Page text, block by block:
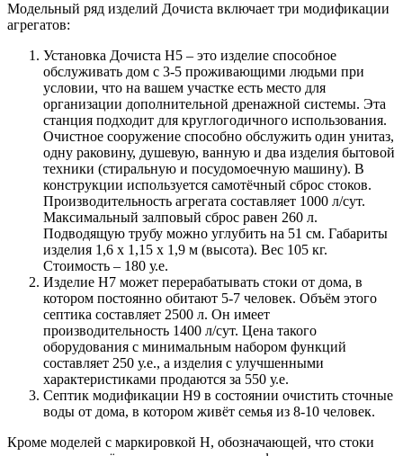
Модельный ряд изделий Дочиста включает три модификации
агрегатов:
Установка Дочиста Н5 – это изделие способное
обслуживать дом с 3-5 проживающими людьми при
условии, что на вашем участке есть место для
организации дополнительной дренажной системы. Эта
станция подходит для круглогодичного использования.
Очистное сооружение способно обслужить один унитаз,
одну раковину, душевую, ванную и два изделия бытовой
техники (стиральную и посудомоечную машину). В
конструкции используется самотёчный сброс стоков.
Производительность агрегата составляет 1000 л/сут.
Максимальный залповый сброс равен 260 л.
Подводящую трубу можно углубить на 51 см. Габариты
изделия 1,6 х 1,15 х 1,9 м (высота). Вес 105 кг.
Стоимость – 180 у.е.
Изделие Н7 может перерабатывать стоки от дома, в
котором постоянно обитают 5-7 человек. Объём этого
септика составляет 2500 л. Он имеет
производительность 1400 л/сут. Цена такого
оборудования с минимальным набором функций
составляет 250 у.е., а изделия с улучшенными
характеристиками продаются за 550 у.е.
Септик модификации Н9 в состоянии очистить сточные
воды от дома, в котором живёт семья из 8-10 человек.
Кроме моделей с маркировкой Н, обозначающей, что стоки